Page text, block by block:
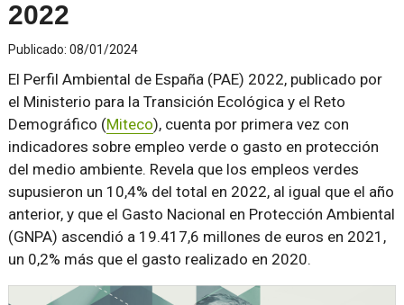
2022
Publicado: 08/01/2024
El Perfil Ambiental de España (PAE) 2022, publicado por
el Ministerio para la Transición Ecológica y el Reto
Demográfico (Miteco), cuenta por primera vez con
indicadores sobre empleo verde o gasto en protección
del medio ambiente. Revela que los empleos verdes
supusieron un 10,4% del total en 2022, al igual que el año
anterior, y que el Gasto Nacional en Protección Ambiental
(GNPA) ascendió a 19.417,6 millones de euros en 2021,
un 0,2% más que el gasto realizado en 2020.